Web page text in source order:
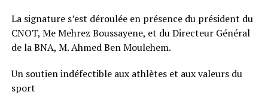
La signature s’est déroulée en présence du président du
CNOT, Me Mehrez Boussayene, et du Directeur Général
de la BNA, M. Ahmed Ben Moulehem.
Un soutien indéfectible aux athlètes et aux valeurs du
sport